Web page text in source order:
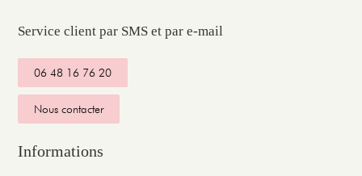
Service client par SMS et par e-mail
06 48 16 76 20
Nous contacter
Informations